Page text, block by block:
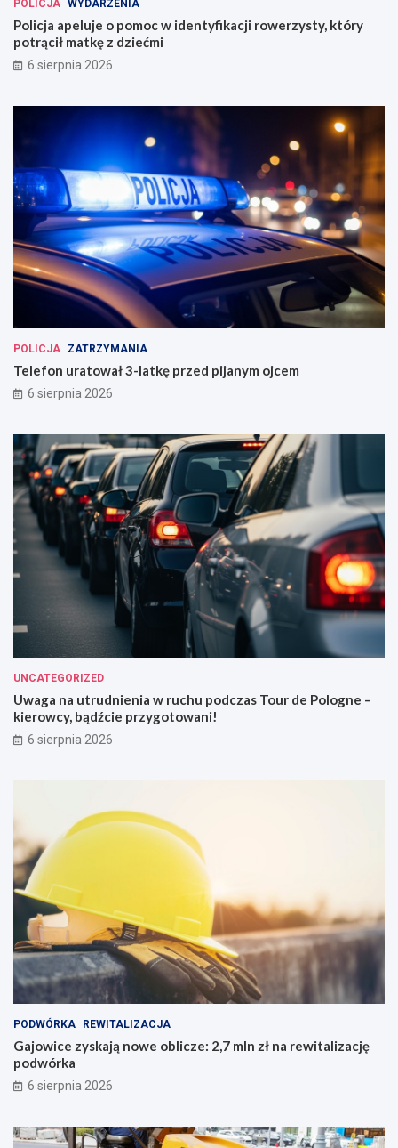
POLICJA WYDARZENIA
Policja apeluje o pomoc w identyfikacji rowerzysty, który
potrącił matkę z dziećmi
6 sierpnia 2026
POLICJA ZATRZYMANIA
Telefon uratował 3-latkę przed pijanym ojcem
6 sierpnia 2026
UNCATEGORIZED
Uwaga na utrudnienia w ruchu podczas Tour de Pologne –
kierowcy, bądźcie przygotowani!
6 sierpnia 2026
PODWÓRKA REWITALIZACJA
Gajowice zyskają nowe oblicze: 2,7 mln zł na rewitalizację
podwórka
6 sierpnia 2026